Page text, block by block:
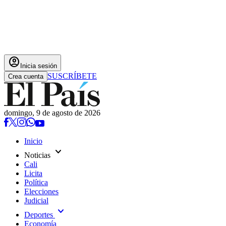
account_circle Inicia sesión
Crea cuenta SUSCRÍBETE
domingo, 9 de agosto de 2026
Inicio
Noticias expand_more
Cali
Licita
Política
Elecciones
Judicial
Deportes expand_more
Economía